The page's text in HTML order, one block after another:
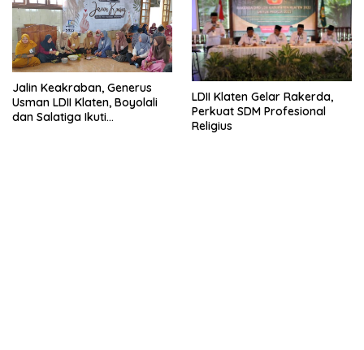
Jalin Keakraban, Generus
Usman LDII Klaten, Boyolali
dan Salatiga Ikuti
LDII Klaten Gelar Rakerda,
Perkuat SDM Profesional
Religius